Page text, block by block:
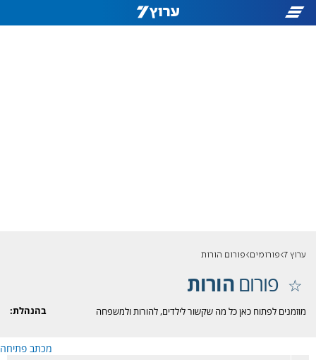
ערוץ 7 פורומים פורום הורות
פורוםהורות
בהנהלת: מוזמנים לפתוח כאן כל מה שקשור לילדים, להורות ולמשפחה
מכתב פתיחה